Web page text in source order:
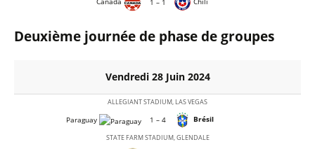
1 – 1
Deuxième journée de phase de groupes
Vendredi 28 Juin 2024
ALLEGIANT STADIUM, LAS VEGAS
Paraguay 1 – 4 Brésil
STATE FARM STADIUM, GLENDALE